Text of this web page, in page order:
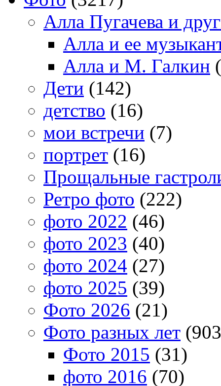
Алла Пугачева и
Алла и ее
Алла и М. Галкин
Дети (142)
детство (16)
мои встречи (7)
портрет (16)
Прощальные
Ретро фото (222)
фото 2022 (46)
фото 2023 (40)
фото 2024 (27)
фото 2025 (39)
Фото 2026 (21)
Фото разных лет
Фото 2015 (31)
фото 2016 (70)